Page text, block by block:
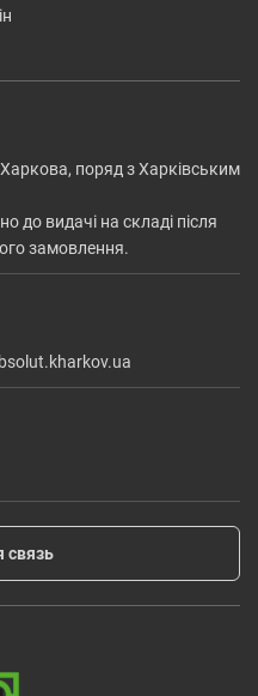
поряд з Харківським
до видачі на складі після
замовлення.
связь